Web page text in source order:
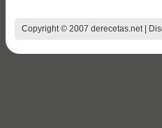
Copyright © 2007 derecetas.net |